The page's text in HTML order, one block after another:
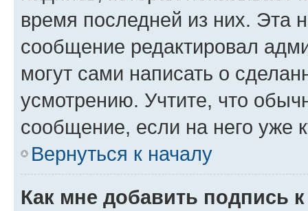
время последней из них. Эта
сообщение редактировал
могут сами написать о
усмотрению. Учтите, что
сообщение, если на него уже
Вернуться к началу
Как мне добавить подпись